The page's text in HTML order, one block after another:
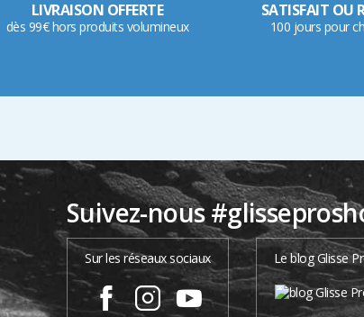
LIVRAISON OFFERTE
dès 99€ hors produits volumineux
SATISFAIT OU
100 jours pour
Suivez-nous
Sur les réseaux sociaux Le blog Glisse